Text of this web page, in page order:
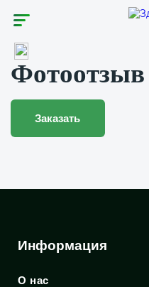
Фотоотзыв
Заказать
Информация
О нас